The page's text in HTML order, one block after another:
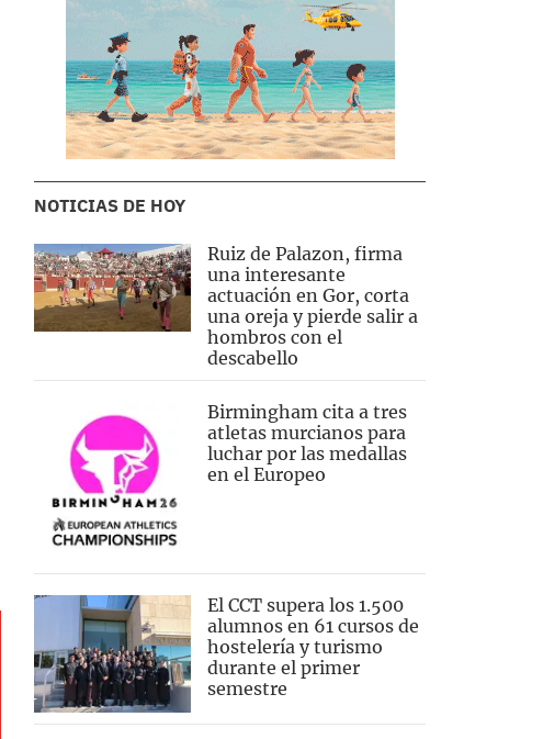
NOTICIAS DE HOY
Ruiz de Palazon, firma
una interesante
actuación en Gor, corta
una oreja y pierde salir a
hombros con el
descabello
Birmingham cita a tres
atletas murcianos para
luchar por las medallas
en el Europeo
El CCT supera los 1.500
alumnos en 61 cursos de
hostelería y turismo
durante el primer
semestre